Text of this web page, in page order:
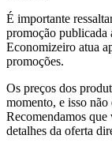
É importante
promoção publicada
Economizeiro atua
promoções.
Os preços dos
momento, e isso
Recomendamos
detalhes da oferta